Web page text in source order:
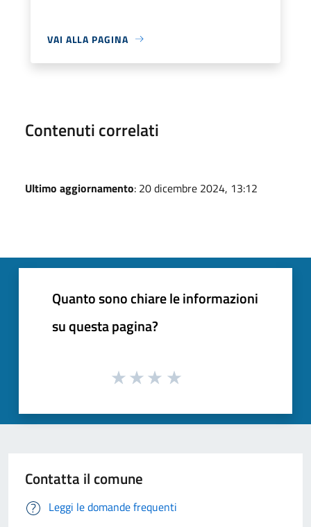
VAI ALLA PAGINA
Contenuti correlati
Ultimo aggiornamento: 20 dicembre 2024, 13:12
Quanto sono chiare le informazioni
su questa pagina?
Contatta il comune
Leggi le domande frequenti